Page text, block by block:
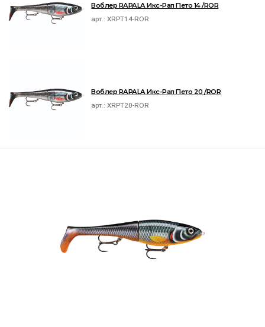
Воблер RAPALA Икс-Рап Пето 14 /ROR
арт.:XRPT14-ROR
Воблер RAPALA Икс-Рап Пето 20 /ROR
арт.:XRPT20-ROR